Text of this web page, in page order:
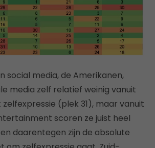
social media, de Amerikanen,
media zelf relatief weinig vanuit
(plek 31), maar vanuit
scoren ze juist heel
daarentegen zijn de absolute